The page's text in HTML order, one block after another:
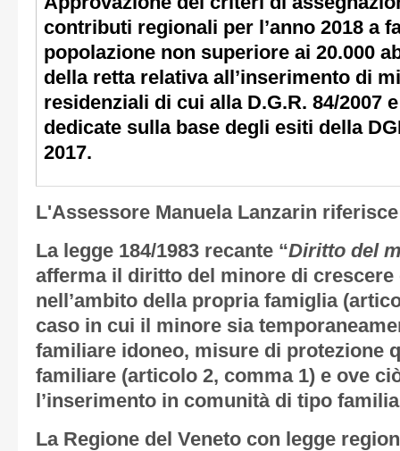
contributi regionali per l’anno 2018 a
popolazione non superiore ai 20.000
della retta relativa all’inserimento di
residenziali di cui alla D.G.R. 84/2007
dedicate sulla base degli esiti della
2017.
L'Assessore Manuela Lanzarin
La legge 184/1983 recante “Diritto del
afferma il diritto del minore di crescere
nell’ambito della propria famiglia
caso in cui il minore sia
familiare idoneo, misure di protezione
familiare (articolo 2, comma 1) e ove
l’inserimento in comunità di tipo
La Regione del Veneto con legge